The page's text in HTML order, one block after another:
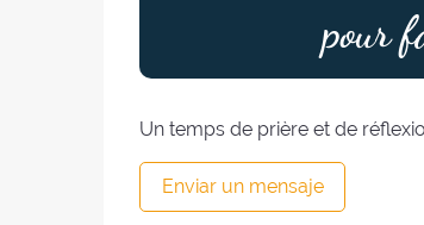
pour
Un temps de prière et de
Enviar un mensaje